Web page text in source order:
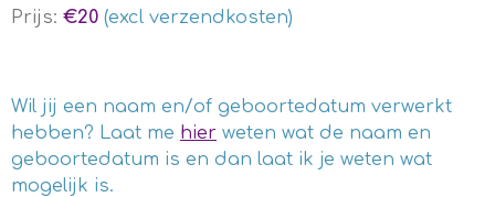
Prijs: €20 (excl verzendkosten)
Wil jij een naam en/of geboortedatum verwerkt
hebben? Laat me hier weten wat de naam en
geboortedatum is en dan laat ik je weten wat
mogelijk is.